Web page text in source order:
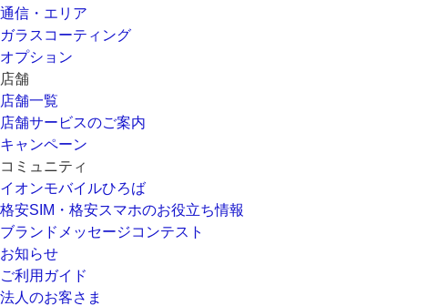
通信・エリア
ガラスコーティング
オプション
店舗
店舗一覧
店舗サービスのご案内
キャンペーン
コミュニティ
イオンモバイルひろば
格安SIM・格安スマホのお役立ち情報
ブランドメッセージコンテスト
お知らせ
ご利用ガイド
法人のお客さま